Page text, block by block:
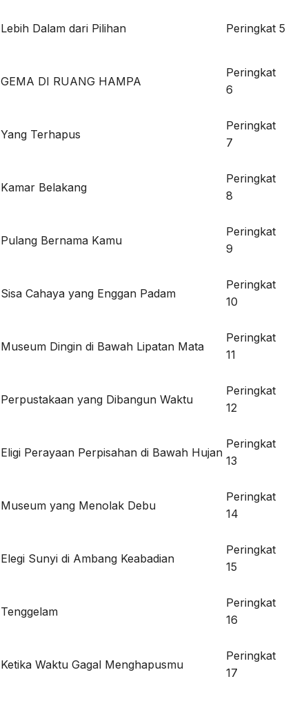
Lebih Dalam dari Pilihan Peringkat 5
GEMA DI RUANG HAMPA
Peringkat
6
Yang Terhapus
Peringkat
7
Kamar Belakang
Peringkat
8
Pulang Bernama Kamu
Peringkat
9
Sisa Cahaya yang Enggan Padam
Peringkat
10
Museum Dingin di Bawah Lipatan Mata
Peringkat
11
Perpustakaan yang Dibangun Waktu
Peringkat
12
Eligi Perayaan Perpisahan di Bawah Hujan
Peringkat
13
Museum yang Menolak Debu
Peringkat
14
Elegi Sunyi di Ambang Keabadian
Peringkat
15
Tenggelam
Peringkat
16
Ketika Waktu Gagal Menghapusmu
Peringkat
17